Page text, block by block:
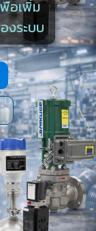
พื่อเพิ่ม
งระบบ